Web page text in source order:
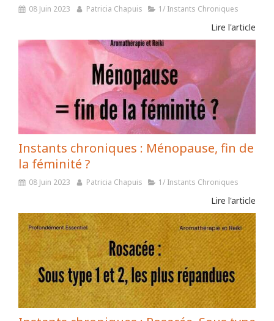
08 Juin 2023 Patricia Chapuis 1/ Instants Chroniques
Lire l'article
Instants chroniques : Ménopause, fin de
la féminité ?
08 Juin 2023 Patricia Chapuis 1/ Instants Chroniques
Lire l'article